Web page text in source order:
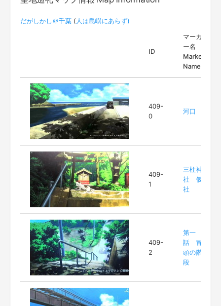
だがしかし＠千葉 (人は島嶼にあらず)
ID
マーカ
ー名
Marker
Name
409-
0
河口
409-
1
三柱神
社 仮
社
409-
2
第一
話 冒
頭の階
段